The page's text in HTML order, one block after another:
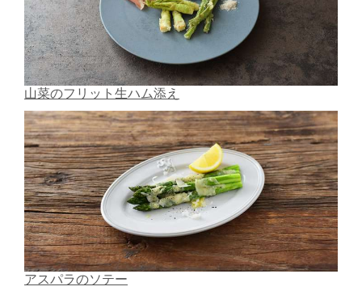
山菜のフリット生ハム添え
アスパラのソテー